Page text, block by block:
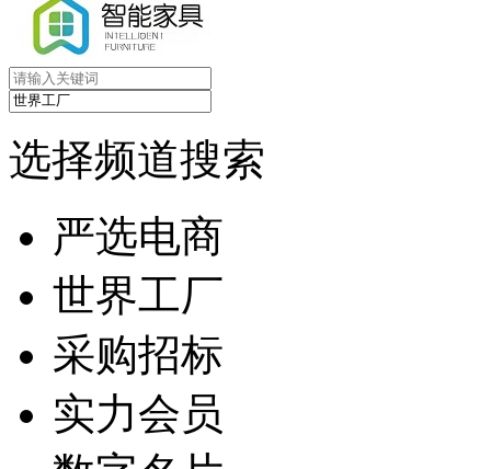
选择频道搜索
严选电商
世界工厂
采购招标
实力会员